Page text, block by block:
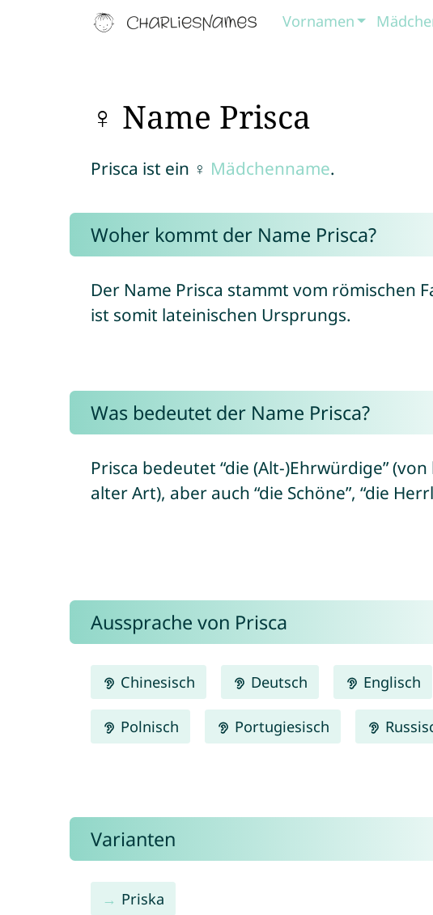
Vornamen
♀ Name Prisca
Prisca ist ein ♀ Mädchenname.
Woher kommt der Name Prisca?
Der Name Prisca stammt vom römischen
ist somit lateinischen Ursprungs.
Was bedeutet der Name Prisca?
Prisca bedeutet “die (Alt-)Ehrwürdige” (von
alter Art), aber auch “die Schöne”, “die
Aussprache von Prisca
Chinesisch Deutsch Englisch
Polnisch Portugiesisch
Varianten
Priska